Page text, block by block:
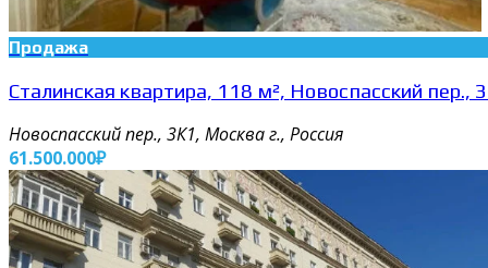
Продажа
Сталинская квартира, 118 м², Новоспасский пер.,
Новоспасский пер., 3К1, Москва г., Россия
61.500.000₽